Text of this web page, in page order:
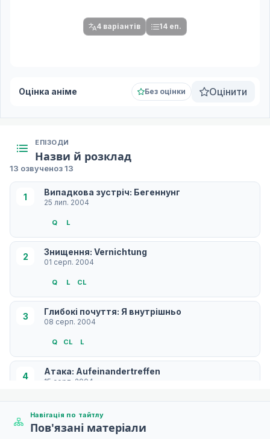
4 варіантів 14 еп.
Оцінка аніме Без оцінки Оцінити
ЕПІЗОДИ
Назви й розклад
13 озвученоз 13
1 Випадкова зустріч: Бегеннунг
25 лип. 2004
Q L
2 Знищення: Vernichtung
01 серп. 2004
Q L СL
3 Глибокі почуття: Я внутрішньо
08 серп. 2004
Q СL L
4 Атака: Aufeinandertreffen
15 серп. 2004
Квитанція: Empfang
Навігація по тайтлу
Пов'язані матеріали